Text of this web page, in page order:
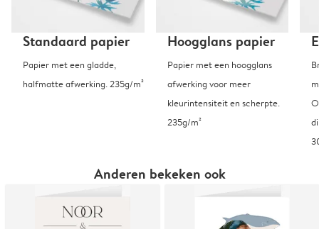
Standaard papier
Papier met een gladde,
halfmatte afwerking. 235g/m²
Hoogglans papier
Papier met een hoogglans
afwerking voor meer
kleurintensiteit en scherpte.
235g/m²
Anderen bekeken ook